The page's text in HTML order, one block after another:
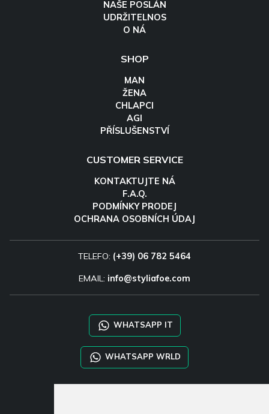
NAŠE POSLÁN
UDRŽITELNOS
O NÁ
SHOP
MAN
ŽENA
CHLAPCI
AGI
PŘÍSLUŠENSTVÍ
CUSTOMER SERVICE
KONTAKTUJTE NÁ
F.A.Q.
PODMÍNKY PRODEJ
OCHRANA OSOBNÍCH ÚDAJ
TELEFO: (+39) 06 782 5464
EMAIL: info@styliafoe.com
WHATSAPP IT
WHATSAPP WRLD